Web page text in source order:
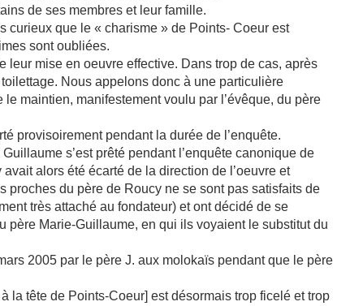
de ses membres et leur famille.
curieux que le « charisme » de Points- Coeur est
sont oubliées.
mise en oeuvre effective. Dans trop de cas, après
Nous appelons donc à une particulière
maintien, manifestement voulu par l’évêque, du père
provisoirement pendant la durée de l’enquête.
s’est prêté pendant l’enquête canonique de
alors été écarté de la direction de l’oeuvre et
proches du père de Roucy ne se sont pas satisfaits de
très attaché au fondateur) et ont décidé de se
père Marie-Guillaume, en qui ils voyaient le substitut du
2005 par le père J. aux molokaïs pendant que le père
la tête de Points-Coeur] est désormais trop ficelé et trop